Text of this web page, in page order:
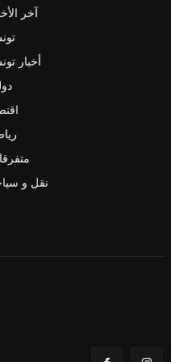
آخر
أخبار
نقل و